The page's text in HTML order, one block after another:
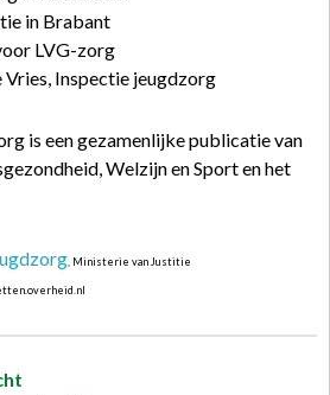
in Brabant
LVG-zorg
Inspectie jeugdzorg
is een gezamenlijke publicatie van
Welzijn en Sport en het
, Ministerie van Justitie